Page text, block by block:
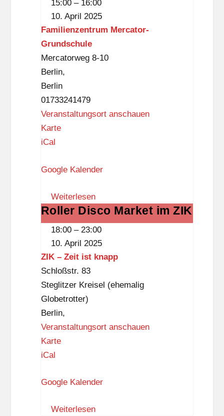
Frauen
15:00 – 16:00
10. April 2025
Familienzentrum Mercator-
Grundschule
Mercatorweg 8-10
Berlin,
Berlin
01733241479
Veranstaltungsort anschauen
KarteF
i
i
e
n
e
n
t
r
u
m
M
c
t
iCal
Google Kalender
Weiterlesen
Roller
Disco
im
ZIK
Roller Disco Market im ZIK
18:00 – 23:00
10. April 2025
ZIK – Zeit ist knapp
Schloßstr. 83
Steglitzer Kreisel (ehemalig
Globetrotter)
Berlin,
Veranstaltungsort anschauen
KarteZ
–
e
iCal
Google Kalender
Weiterlesen